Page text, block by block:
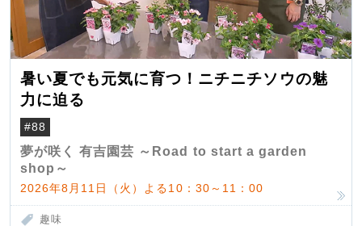
暑い夏でも元気に育つ！ニチニチソウの魅
力に迫る
#88
夢が咲く 有吉園芸 ～Road to start a garden
shop～
2026年8月11日（火）よる10：30～11：00
趣味